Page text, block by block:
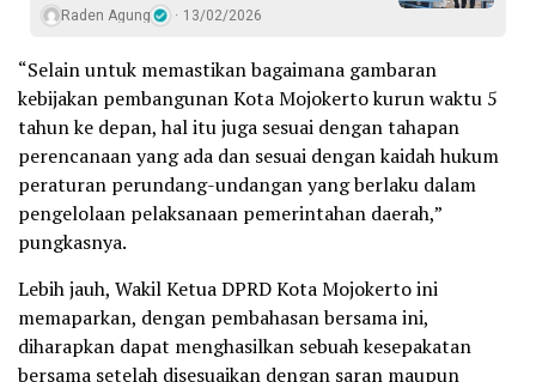
Raden Agung 13/02/2026
“Selain untuk memastikan bagaimana gambaran
kebijakan pembangunan Kota Mojokerto kurun waktu 5
tahun ke depan, hal itu juga sesuai dengan tahapan
perencanaan yang ada dan sesuai dengan kaidah hukum
peraturan perundang-undangan yang berlaku dalam
pengelolaan pelaksanaan pemerintahan daerah,”
pungkasnya.
Lebih jauh, Wakil Ketua DPRD Kota Mojokerto ini
memaparkan, dengan pembahasan bersama ini,
diharapkan dapat menghasilkan sebuah kesepakatan
bersama setelah disesuaikan dengan saran maupun